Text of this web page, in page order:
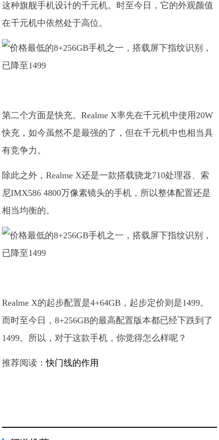
这种旗舰手机设计的千元机。时至今日，它的外观颜值
在千元机中依然处于高位。
第二个方面是快充。Realme X率先在千元机中使用20W
快充，如今虽然不是最强的了，但在千元机中也相当具
有竞争力。
除此之外，Realme X还是一款搭载骁龙710处理器、索
尼IMX586 4800万像素镜头的手机，所以整体配置还是
相当均衡的。
Realme X的起步配置是4+64GB，起步定价则是1499。
而时至今日，8+256GB的最高配置版本都已经下跌到了
1499。所以，对于这款手机，你觉得怎么样呢？
推荐阅读：快门线的作用